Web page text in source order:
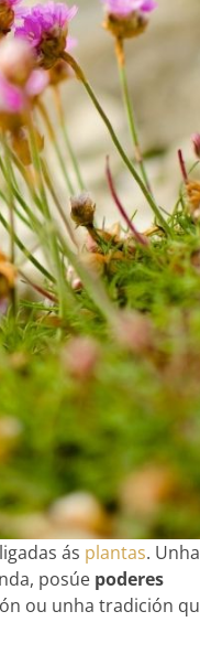
ás plantas. Unha
posúe poderes
ou unha tradición